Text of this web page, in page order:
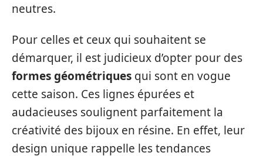
neutres.
Pour celles et ceux qui souhaitent se
démarquer, il est judicieux d’opter pour des
formes géométriques qui sont en vogue
cette saison. Ces lignes épurées et
audacieuses soulignent parfaitement la
créativité des bijoux en résine. En effet, leur
design unique rappelle les tendances